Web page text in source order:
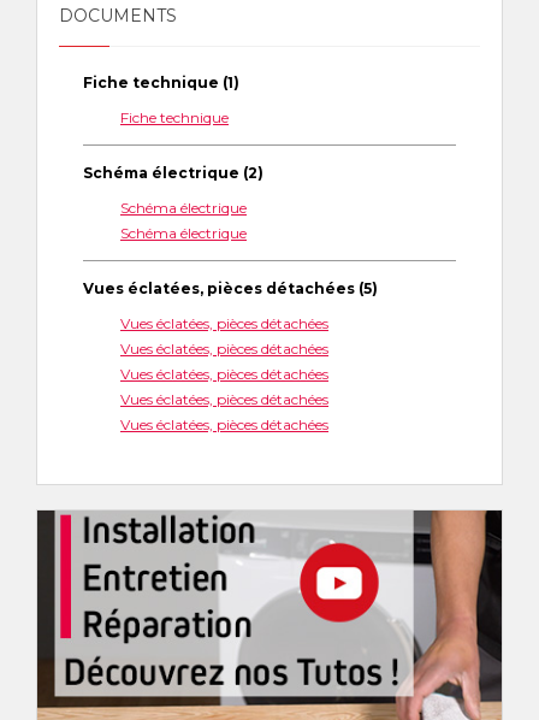
DOCUMENTS
Fiche technique (1)
Fiche technique
Schéma électrique (2)
Schéma électrique
Schéma électrique
Vues éclatées, pièces détachées (5)
Vues éclatées, pièces détachées
Vues éclatées, pièces détachées
Vues éclatées, pièces détachées
Vues éclatées, pièces détachées
Vues éclatées, pièces détachées